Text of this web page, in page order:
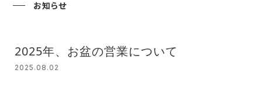
お知らせ
2025年、お盆の営業について
2025.08.02